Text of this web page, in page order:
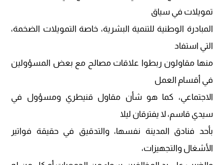
تمويلات في سياق
المبادرة الوطنية للتنمية البشرية، خاصة التمويلات الضخمة،
التي استفاد
منها مقاولون ربطوا علاقات مصالح مع بعض المسؤولين
في أقسام العمل
الاجتماعي، كما هو شأن مقاول قنيطري ومسؤول في
سيدي قاسم، لا يفترقان ليلا
بأحد فنادق المدينة نفسها، والتدقيق في حقيقة فواتير
الأشغال والتجهيزات،